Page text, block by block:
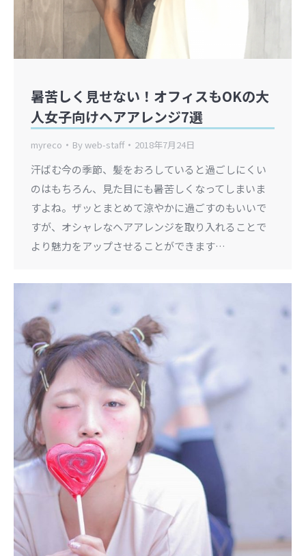
暑苦しく見せない！オフィスもOKの大
人女子向けヘアアレンジ7選
myreco Byweb-staff 2018年7月24日
汗ばむ今の季節、髪をおろしていると過ごしにくい
のはもちろん、見た目にも暑苦しくなってしまいま
すよね。ザッとまとめて涼やかに過ごすのもいいで
すが、オシャレなヘアアレンジを取り入れることで
より魅力をアップさせることができます…